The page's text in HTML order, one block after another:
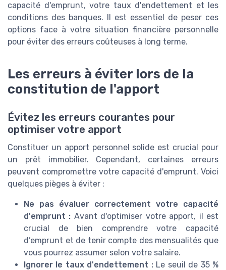
capacité d'emprunt, votre taux d'endettement et les
conditions des banques. Il est essentiel de peser ces
options face à votre situation financière personnelle
pour éviter des erreurs coûteuses à long terme.
Les erreurs à éviter lors de la
constitution de l'apport
Évitez les erreurs courantes pour
optimiser votre apport
Constituer un apport personnel solide est crucial pour
un prêt immobilier. Cependant, certaines erreurs
peuvent compromettre votre capacité d'emprunt. Voici
quelques pièges à éviter :
Ne pas évaluer correctement votre capacité
d'emprunt : Avant d'optimiser votre apport, il est
crucial de bien comprendre votre capacité
d’emprunt et de tenir compte des mensualités que
vous pourrez assumer selon votre salaire.
Ignorer le taux d'endettement :Le seuil de 35 %